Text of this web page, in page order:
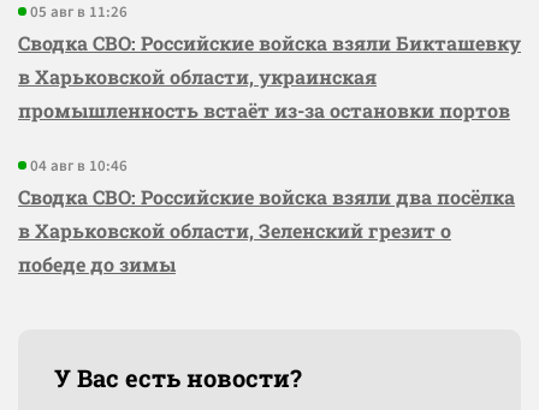
05 авг в 11:26
Сводка СВО: Российские войска взяли Бикташевку
в Харьковской области, украинская
промышленность встаёт из-за остановки портов
04 авг в 10:46
Сводка СВО: Российские войска взяли два посёлка
в Харьковской области, Зеленский грезит о
победе до зимы
У Вас есть новости?